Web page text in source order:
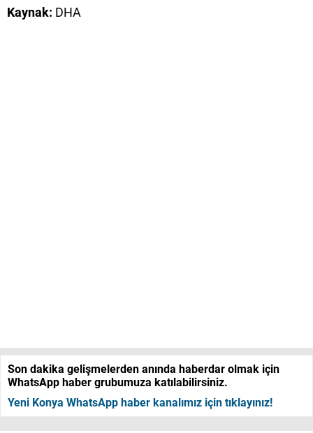
Kaynak: DHA
Son dakika gelişmelerden anında haberdar olmak için
WhatsApp haber grubumuza katılabilirsiniz.
Yeni Konya WhatsApp haber kanalımız için tıklayınız!